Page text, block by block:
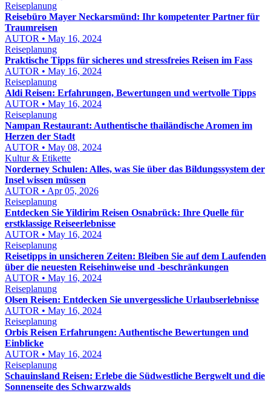
Reiseplanung
Reisebüro Mayer Neckarsmünd: Ihr kompetenter Partner für
Traumreisen
AUTOR • May 16, 2024
Reiseplanung
Praktische Tipps für sicheres und stressfreies Reisen im Fass
AUTOR • May 16, 2024
Reiseplanung
Aldi Reisen: Erfahrungen, Bewertungen und wertvolle Tipps
AUTOR • May 16, 2024
Reiseplanung
Nampan Restaurant: Authentische thailändische Aromen im
Herzen der Stadt
AUTOR • May 08, 2024
Kultur & Etikette
Norderney Schulen: Alles, was Sie über das Bildungssystem der
Insel wissen müssen
AUTOR • Apr 05, 2026
Reiseplanung
Entdecken Sie Yildirim Reisen Osnabrück: Ihre Quelle für
erstklassige Reiseerlebnisse
AUTOR • May 16, 2024
Reiseplanung
Reisetipps in unsicheren Zeiten: Bleiben Sie auf dem Laufenden
über die neuesten Reisehinweise und -beschränkungen
AUTOR • May 16, 2024
Reiseplanung
Olsen Reisen: Entdecken Sie unvergessliche Urlaubserlebnisse
AUTOR • May 16, 2024
Reiseplanung
Orbis Reisen Erfahrungen: Authentische Bewertungen und
Einblicke
AUTOR • May 16, 2024
Reiseplanung
Schauinsland Reisen: Erlebe die Südwestliche Bergwelt und die
Sonnenseite des Schwarzwalds